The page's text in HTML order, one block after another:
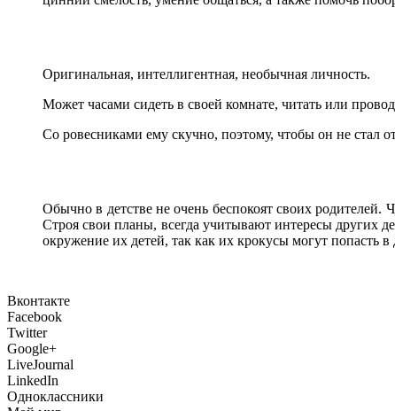
Оригинальная, интеллигентная, необычная личность.
Может часами сидеть в своей комнате, читать или
Со ровесниками ему скучно, поэтому, чтобы он не стал
Обычно в детстве не очень беспокоят своих родителей.
Строя свои планы, всегда учитывают интересы других
окружение их детей, так как их крокусы могут попасть
Вконтакте
Facebook
Twitter
Google+
LiveJournal
LinkedIn
Одноклассники